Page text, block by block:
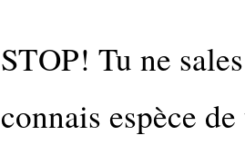
STOP! Tu ne
connais espèce